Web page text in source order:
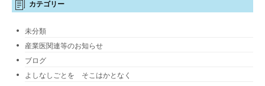
カテゴリー
未分類
産業医関連等のお知らせ
ブログ
よしなしごとを そこはかとなく